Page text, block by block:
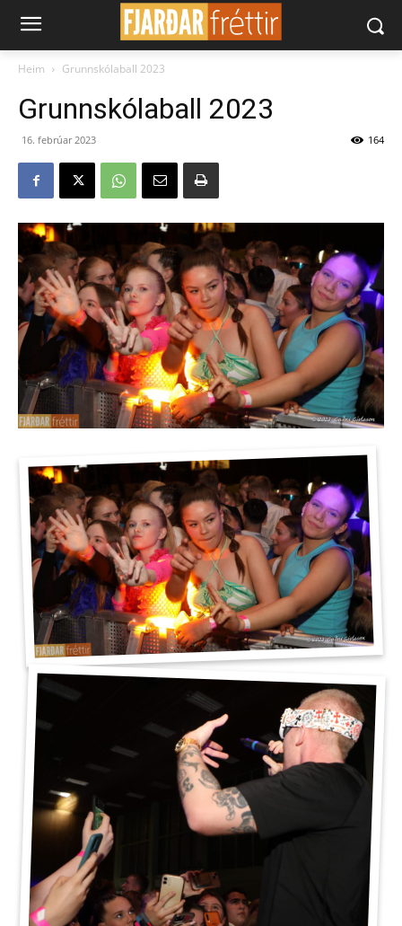
Heim Grunnskólaball 2023
Grunnskólaball 2023
16. febrúar 2023 164